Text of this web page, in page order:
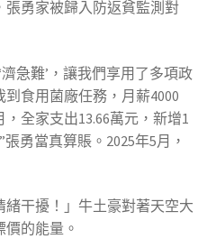
勇家被歸入防返貧監測對
急難’，讓我們享用了多項政
食用菌廠任務，月薪4000
，全家支出13.66萬元，新增1
勇當真算賬。2025年5月，
緒干擾！」牛土豪對著天空大
的能量。